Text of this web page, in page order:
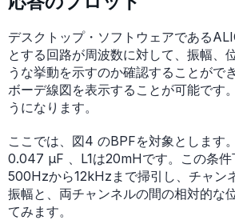
デスクトップ・ソフトウェアである
とする回路が周波数に対して、振幅、
うな挙動を示すのか確認することがで
ボーデ線図を表示することが可能です
うになります。
ここでは、図4 のBPFを対象とします
0.047 μF 、L1は20mHです。この条件
500Hzから12kHzまで掃引し、チャン
振幅と、両チャンネルの間の相対的な
てみます。